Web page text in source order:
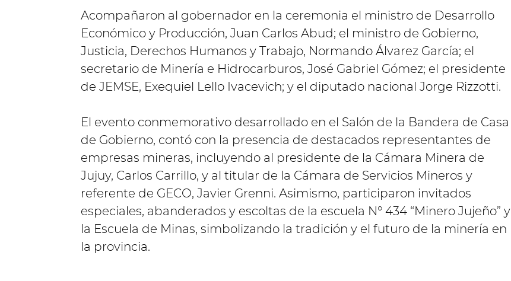
Acompañaron al gobernador en la ceremonia el ministro de Desarrollo
Económico y Producción, Juan Carlos Abud; el ministro de Gobierno,
Justicia, Derechos Humanos y Trabajo, Normando Álvarez García; el
secretario de Minería e Hidrocarburos, José Gabriel Gómez; el presidente
de JEMSE, Exequiel Lello Ivacevich; y el diputado nacional Jorge Rizzotti.
El evento conmemorativo desarrollado en el Salón de la Bandera de Casa
de Gobierno, contó con la presencia de destacados representantes de
empresas mineras, incluyendo al presidente de la Cámara Minera de
Jujuy, Carlos Carrillo, y al titular de la Cámara de Servicios Mineros y
referente de GECO, Javier Grenni. Asimismo, participaron invitados
especiales, abanderados y escoltas de la escuela N° 434 “Minero Jujeño” y
la Escuela de Minas, simbolizando la tradición y el futuro de la minería en
la provincia.